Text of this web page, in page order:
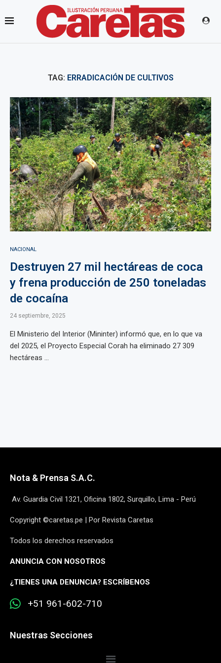
TAG: ERRADICACIÓN DE CULTIVOS
NACIONAL
Destruyen 27 mil hectáreas de coca
y frena producción de 250 toneladas
de cocaína
24 septiembre, 2025
El Ministerio del Interior (Mininter) informó que, en lo que va
del 2025, el Proyecto Especial Corah ha eliminado 27 309
hectáreas ...
Nota & Prensa S.A.C.
Av. Guardia Civil 1321, Oficina 1802, Surquillo, Lima - Perú
Copyright ©caretas.pe | Por Revista Caretas
Todos los derechos reservados
ANUNCIA CON NOSOTROS
¿TIENES UNA DENUNCIA? ESCRÍBENOS
+51 961-602-710
Nuestras Secciones